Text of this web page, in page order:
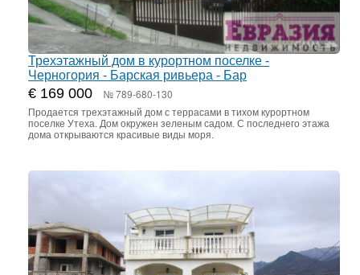
Трехэтажный дом в курортном поселке -
Черногория - Барская ривьера - Бар
€ 169 000 № 789-680-130
Продается трехэтажный дом с террасами в тихом курортном
поселке Утеха. Дом окружен зеленым садом. С последнего этажа
дома открываются красивые виды моря.